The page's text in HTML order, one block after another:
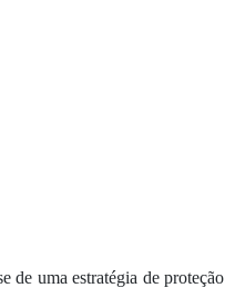
de uma estratégia de proteção